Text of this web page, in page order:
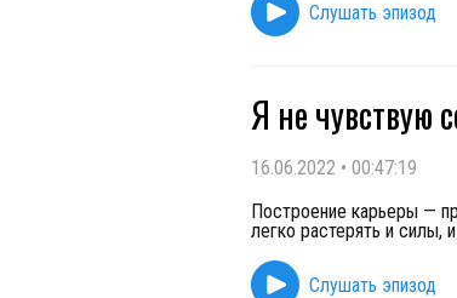
Слушать эпизод
Я не чувствую
16.06.2022 • 00:47:19
Построение карьеры —
легко растерять и
Слушать эпизод